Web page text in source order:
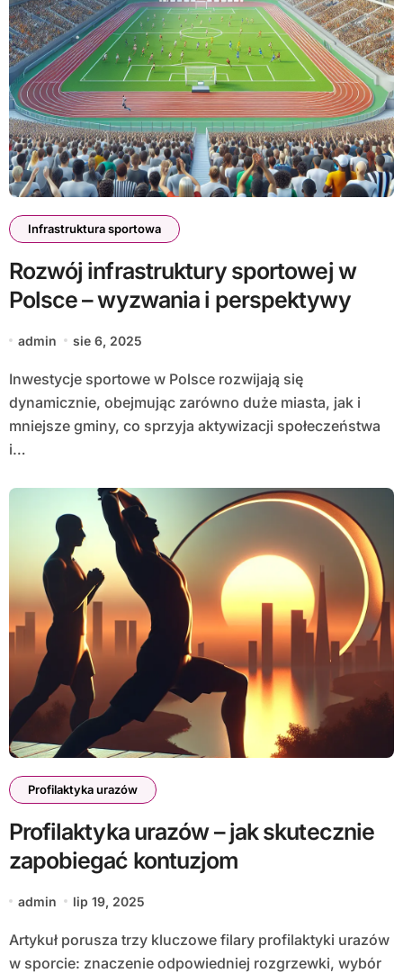
Infrastruktura sportowa
Rozwój infrastruktury sportowej w
Polsce – wyzwania i perspektywy
admin sie 6, 2025
Inwestycje sportowe w Polsce rozwijają się
dynamicznie, obejmując zarówno duże miasta, jak i
mniejsze gminy, co sprzyja aktywizacji społeczeństwa
i…
Profilaktyka urazów
Profilaktyka urazów – jak skutecznie
zapobiegać kontuzjom
admin lip 19, 2025
Artykuł porusza trzy kluczowe filary profilaktyki urazów
w sporcie: znaczenie odpowiedniej rozgrzewki, wybór